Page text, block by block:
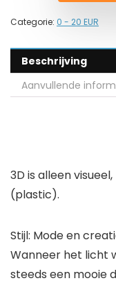
Categorie: 0 - 20 EUR
Beschrijving
Aanvullende
3D is alleen
(plastic).
Stijl: Mode en
Wanneer het licht
steeds een mooie